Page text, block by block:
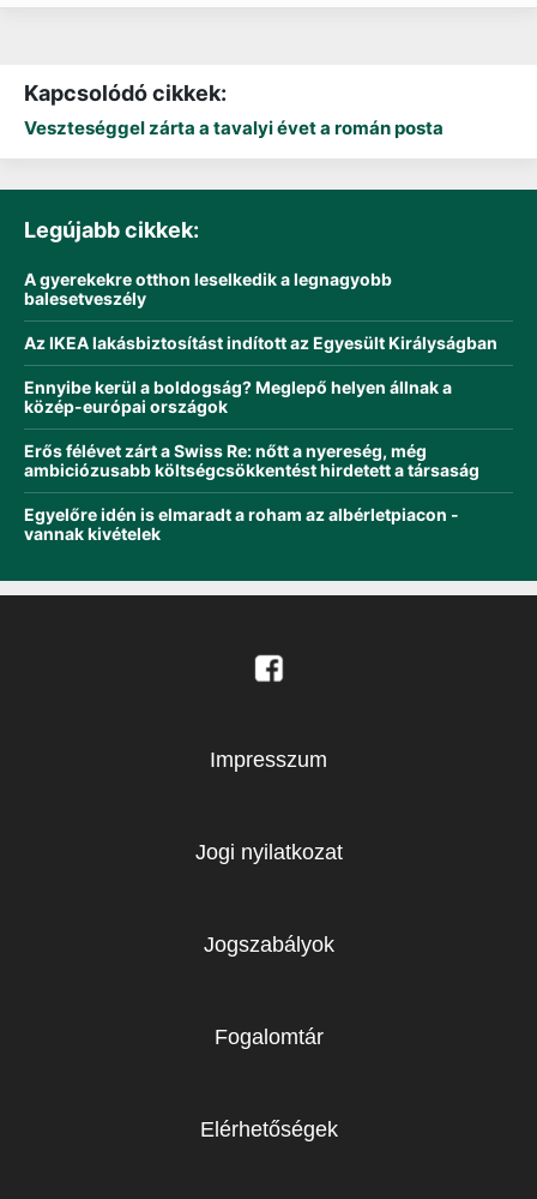
Kapcsolódó cikkek:
Veszteséggel zárta a tavalyi évet a román posta
Legújabb cikkek:
A gyerekekre otthon leselkedik a legnagyobb
balesetveszély
Az IKEA lakásbiztosítást indított az Egyesült Királyságban
Ennyibe kerül a boldogság? Meglepő helyen állnak a
közép-európai országok
Erős félévet zárt a Swiss Re: nőtt a nyereség, még
ambiciózusabb költségcsökkentést hirdetett a társaság
Egyelőre idén is elmaradt a roham az albérletpiacon -
vannak kivételek
Impresszum
Jogi nyilatkozat
Jogszabályok
Fogalomtár
Elérhetőségek